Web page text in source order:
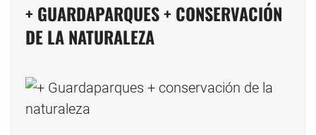
+ GUARDAPARQUES + CONSERVACIÓN
DE LA NATURALEZA